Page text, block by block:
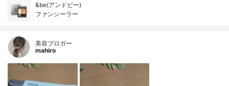
&be(アンドビー)
ファンシーラー
美容ブロガー
mahiro